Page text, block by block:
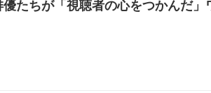
優たちが「視聴者の心をつかんだ」